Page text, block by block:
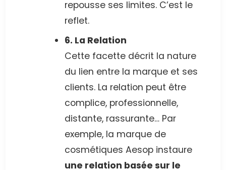
repousse ses limites. C’est le
reflet.
6. La Relation
Cette facette décrit la nature
du lien entre la marque et ses
clients. La relation peut être
complice, professionnelle,
distante, rassurante… Par
exemple, la marque de
cosmétiques Aesop instaure
une relation basée sur le